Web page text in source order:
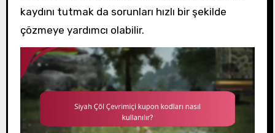
kaydını tutmak da sorunları hızlı bir şekilde
çözmeye yardımcı olabilir.